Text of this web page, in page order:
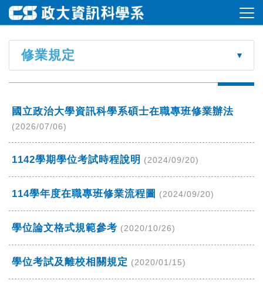
修業規定
國立政治大學資訊科學系碩士在職專班修業辦法
(2026/07/06)
1142學期學位考試時程說明 (2024/09/20)
114學年度在職專班修業流程圖 (2024/09/20)
學位論文格式規範參考 (2020/10/26)
學位考試及離校相關規定 (2020/01/15)